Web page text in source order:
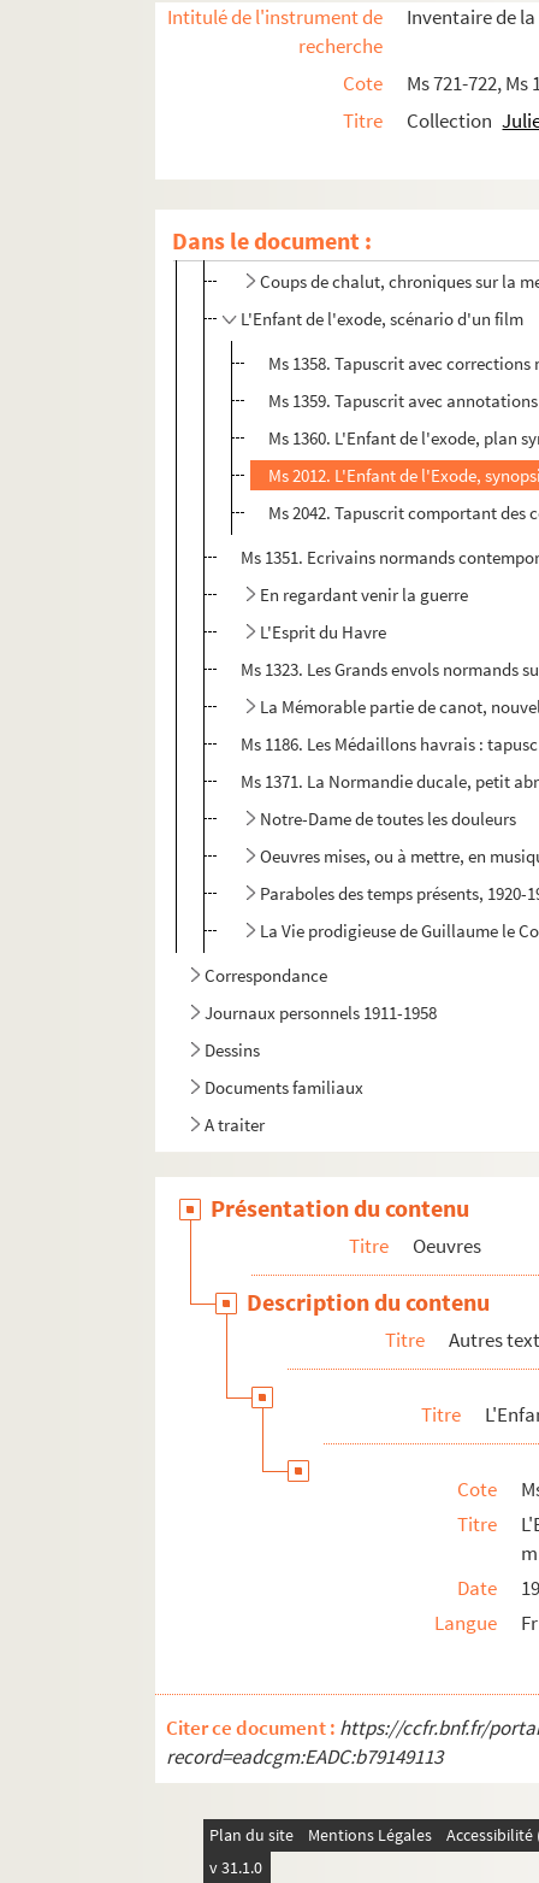
Intitulé de l'instrument de
recherche
Inventaire de
Cote
Ms 721-722, Ms
Titre
Collection
Dans le document :
Romans
Oeuvre poétique
Ms 1340. Album nautique havrais ou
Ms 1172. Charles Théophile Féret :
Ms 1161. Chronique du Bout Menteux,
Coups de chalut, chroniques sur la
L'Enfant de l'exode, scénario d'un film
Ms 1358. Tapuscrit avec
Ms 1359. Tapuscrit avec
Ms 1360. L'Enfant de l'exode, plan
Ms 2012. L'Enfant de l'Exode,
Ms 2042. Tapuscrit comportant des
Ms 1351. Ecrivains normands
En regardant venir la guerre
L'Esprit du Havre
Ms 1323. Les Grands envols normands
La Mémorable partie de canot,
Ms 1186. Les Médaillons havrais :
Ms 1371. La Normandie ducale, petit
Notre-Dame de toutes les douleurs
Oeuvres mises, ou à mettre, en
Paraboles des temps présents,
La Vie prodigieuse de Guillaume le
Correspondance
Journaux personnels 1911-1958
Dessins
Documents familiaux
A traiter
Présentation du contenu
Titre Oeuvres
Description du contenu
Titre Autres
Titre
Cote
Titre
Date
Langue
Citer ce document : https://ccfr.bnf.fr/
record=eadcgm:EADC:b79149113
Plan du site Mentions Légales
v 31.1.0